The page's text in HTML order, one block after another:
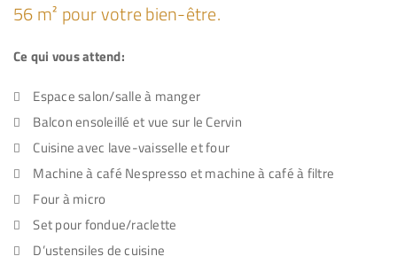
56 m² pour votre bien-être.
Ce qui vous attend:
Espace salon/salle à manger
Balcon ensoleillé et vue sur le Cervin
Cuisine avec lave-vaisselle et four
Machine à café Nespresso et machine à café à filtre
Four à micro
Set pour fondue/raclette
D’ustensiles de cuisine